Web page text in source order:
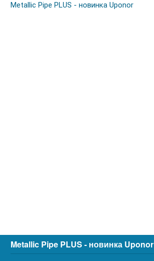
Metallic Pipe PLUS - новинка Uponor
Metallic Pipe PLUS - новинка Uponor